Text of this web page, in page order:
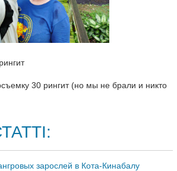
30 рингит (но мы не брали и никто
зарослей в Кота-Кинабалу